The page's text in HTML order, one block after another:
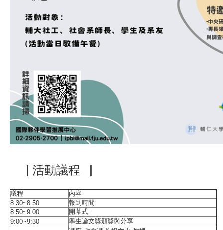
▕ 活動議程 ▕
議程
內容
8:30~8:50
報到時間
8:50~9:00
開幕式
9:00~9:30
學生論文獎頒獎與分享